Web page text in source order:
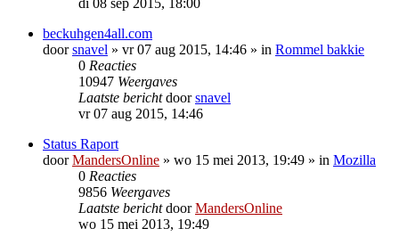
beckuhgen4all.com
doorsnavel » vr 07 aug 2015, 14:46 » in Rommel bakkie
0 Reacties
10947 Weergaves
Laatste berichtdoorsnavel
vr 07 aug 2015, 14:46
Status Raport
doorMandersOnline » wo 15 mei 2013, 19:49 » in Mozilla
0 Reacties
9856 Weergaves
Laatste berichtdoorMandersOnline
wo 15 mei 2013, 19:49